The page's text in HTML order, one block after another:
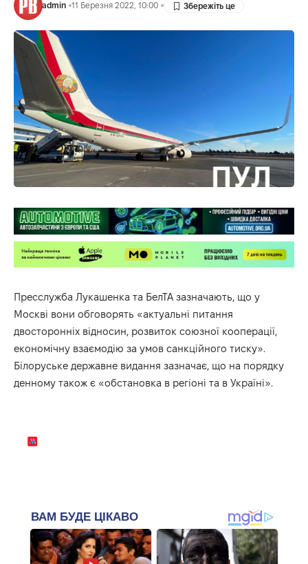
admin 11 Березня 2022, 10:00
Пресслужба Лукашенка та БелТА зазначають, що у
Москві вони обговорять «актуальні питання
двосторонніх відносин, розвиток союзної кооперації,
економічну взаємодію за умов санкційного тиску».
Білоруське державне видання зазначає, що на порядку
денному також є «обстановка в регіоні та в Україні».